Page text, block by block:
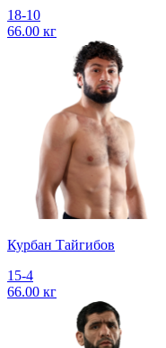
18-10
66.00 кг
Курбан Тайгибов
15-4
66.00 кг